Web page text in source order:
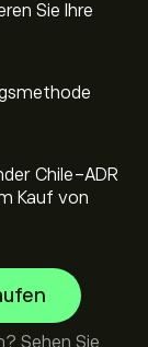
Sie Ihre
Chile-ADR
Kauf von
Sehen Sie